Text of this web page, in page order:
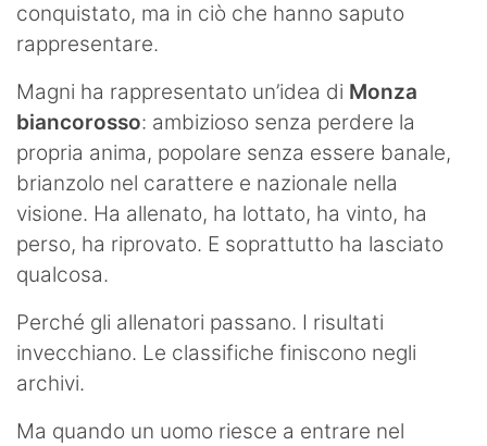
conquistato, ma in ciò che hanno saputo
rappresentare.
Magni ha rappresentato un’idea di Monza
biancorosso: ambizioso senza perdere la
propria anima, popolare senza essere banale,
brianzolo nel carattere e nazionale nella
visione. Ha allenato, ha lottato, ha vinto, ha
perso, ha riprovato. E soprattutto ha lasciato
qualcosa.
Perché gli allenatori passano. I risultati
invecchiano. Le classifiche finiscono negli
archivi.
Ma quando un uomo riesce a entrare nel